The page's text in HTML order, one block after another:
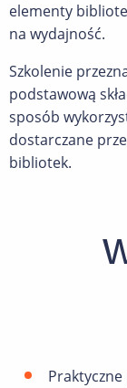
elementy
na wydajność.
Szkolenie
podstawową
sposób
dostarczane
bibliotek.